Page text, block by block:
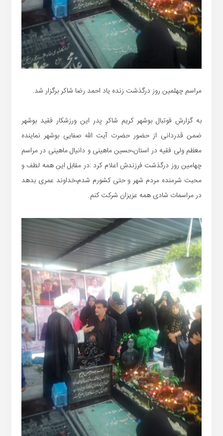
مراسم چهلمین روز درگذشت زنده یاد احمد رضا شاکر برگزار شد.
به گزارش فوتبال بوشهر کریم شاکر پدر این ورزشکار فقید بوشهر
ضمن قدردانی از حضور حضرت آیت الله صفایی بوشهر نماینده
معظم ولی فقیه در استان،حسین ماهینی و دانیال ماهینی در مراسم
چهامین روز درگذشت فرزندش اعلام کرد :در مقابل این همه لطف و
محبت شرمنده مردم شهر و حتی کشورم شدم،خداوند عمری بدهد
در مراسمات شادی همه عزیزان شرکت کنم.